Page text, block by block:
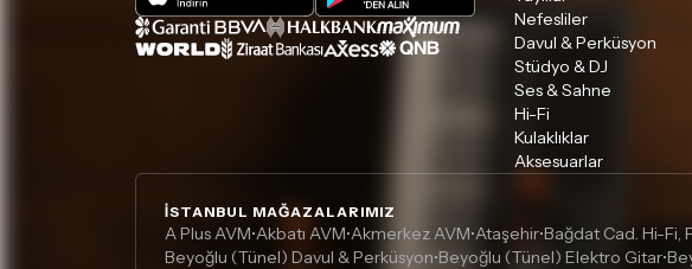
Nefesliler
Davul & Perküsyon
Stüdyo & DJ
Ses & Sahne
Hi-Fi
Kulaklıklar
Aksesuarlar
İSTANBUL MAĞAZALARIMIZ
A Plus AVM•Akbatı AVM•Akmerkez AVM•Ataşehir•Bağdat Cad. Hi-Fi,
Beyoğlu (Tünel) Davul & Perküsyon•Beyoğlu (Tünel) Elektro Gitar•